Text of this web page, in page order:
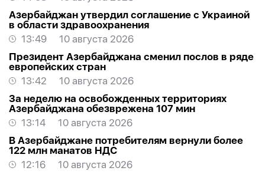
Азербайджан утвердил соглашение с Украиной
в области здравоохранения
13:49
10 августа 2026
Президент Азербайджана сменил послов в ряде
европейских стран
13:42
10 августа 2026
За неделю на освобожденных территориях
Азербайджана обезврежена 107 мин
13:14
10 августа 2026
В Азербайджане потребителям вернули более
122 млн манатов НДС
12:16
10 августа 2026